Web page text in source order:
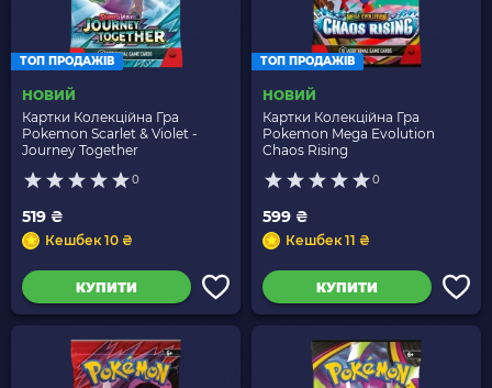
ТОП ПРОДАЖІВ
НОВИЙ
Картки Колекційна Гра
Pokemon Scarlet & Violet -
Journey Together
0
519 ₴
Кешбек 10 ₴
КУПИТИ
ТОП ПРОДАЖІВ
НОВИЙ
Картки Колекційна Гра
Pokemon Mega Evolution
Chaos Rising
0
599 ₴
Кешбек 11 ₴
КУПИТИ